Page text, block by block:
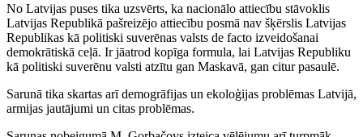
No Latvijas puses tika uzsvērts, ka nacionālo attiecību stāvoklis
Latvijas Republikā pašreizējo attiecību posmā nav šķērslis Latvijas
Republikas kā politiski suverēnas valsts de facto izveidošanai
demokrātiskā ceļā. Ir jāatrod kopīga formula, lai Latvijas Republiku
kā politiski suverēnu valsti atzītu gan Maskavā, gan citur pasaulē.
Sarunā tika skartas arī demogrāfijas un ekoloģijas problēmas Latvijā,
armijas jautājumi un citas problēmas.